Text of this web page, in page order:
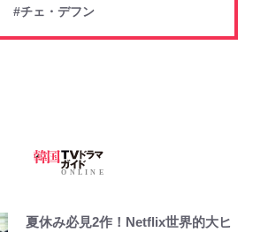
#チェ・デフン
夏休み必見2作！Netflix世界的大ヒ